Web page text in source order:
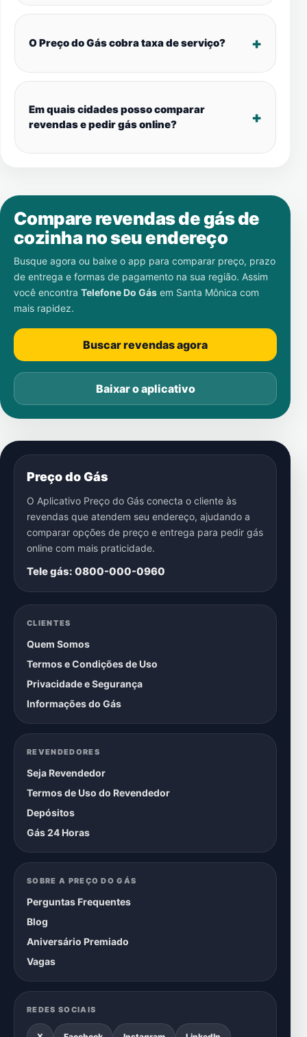
O Preço do Gás cobra taxa de serviço?
Em quais cidades posso comparar
revendas e pedir gás online?
Compare revendas de gás de
cozinha no seu endereço
Busque agora ou baixe o app para comparar preço, prazo
de entrega e formas de pagamento na sua região. Assim
você encontra Telefone Do Gás em Santa Mônica com
mais rapidez.
Buscar revendas agora
Baixar o aplicativo
Preço do Gás
O Aplicativo Preço do Gás conecta o cliente às
revendas que atendem seu endereço, ajudando a
comparar opções de preço e entrega para pedir gás
online com mais praticidade.
Tele gás: 0800-000-0960
CLIENTES
Quem Somos
Termos e Condições de Uso
Privacidade e Segurança
Informações do Gás
REVENDEDORES
Seja Revendedor
Termos de Uso do Revendedor
Depósitos
Gás 24 Horas
SOBRE A PREÇO DO GÁS
Perguntas Frequentes
Blog
Aniversário Premiado
Vagas
REDES SOCIAIS